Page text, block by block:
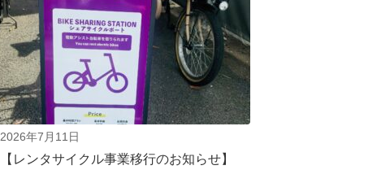
2026年7月11日
【レンタサイクル事業移行のお知らせ】